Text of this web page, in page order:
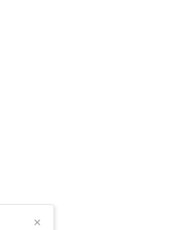
✕